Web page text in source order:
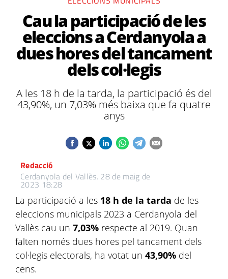
Cau la participació de les
eleccions a Cerdanyola a
dues hores del tancament
dels col·legis
A les 18 h de la tarda, la participació és del
43,90%, un 7,03% més baixa que fa quatre
anys
Redacció
Cerdanyola del Vallès. 28 de maig de
2023 18:28
La participació a les 18 h de la tarda de les
eleccions municipals 2023 a Cerdanyola del
Vallès cau un 7,03% respecte al 2019. Quan
falten només dues hores pel tancament dels
col·legis electorals, ha votat un 43,90% del
cens.